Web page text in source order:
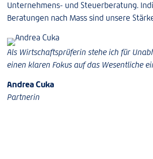
Unternehmens- und Steuerberatung.
Beratungen nach Mass sind unsere
Als Wirtschaftsprüferin stehe ich für
einen klaren Fokus auf das Wesentliche
Andrea Cuka
Partnerin